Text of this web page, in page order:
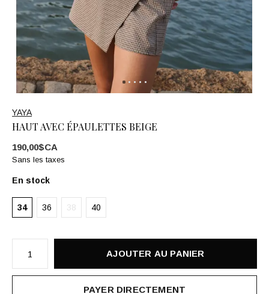
YAYA
HAUT AVEC ÉPAULETTES BEIGE
190,00$CA
Sans les taxes
En stock
34 36 38 40
AJOUTER AU PANIER
PAYER DIRECTEMENT